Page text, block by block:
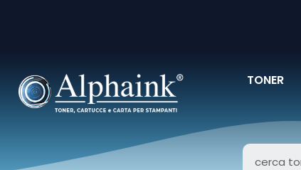
TONER